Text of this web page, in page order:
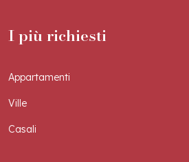
I più richiesti
Appartamenti
Ville
Casali